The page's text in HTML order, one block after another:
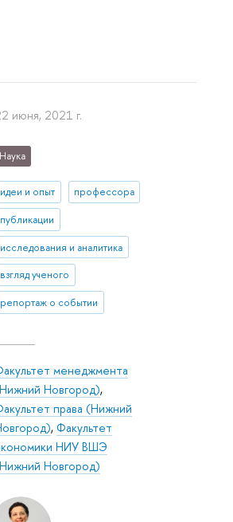
июня, 2021 г.
Наука
идеи и опыт профессора
публикации
исследования и аналитика
взгляд ученого
репортаж о событии
менеджмента
Новгород),
права (Нижний
,Факультет
НИУ ВШЭ
Новгород)